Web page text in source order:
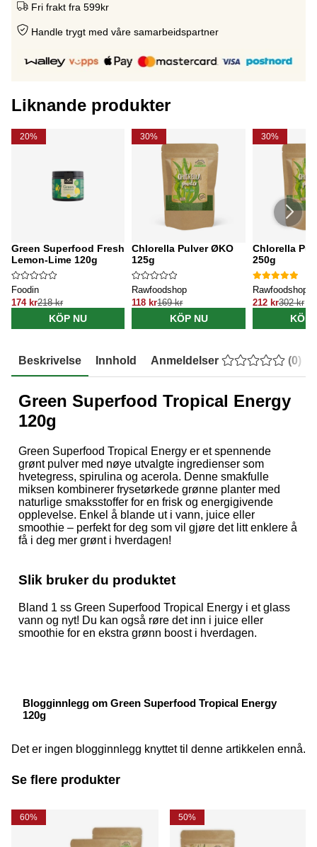
Fri frakt fra 599kr
Handle trygt med våre samarbeidspartner
Liknande produkter
20%
Green Superfood Fresh
Lemon-Lime 120g
Foodin
174 kr218 kr
KÖP NU
30%
Chlorella Pulver ØKO
125g
Rawfoodshop
118 kr169 kr
KÖP NU
30%
Chlorella
250g
Rawfoodshop
212 kr302 kr
KÖP
Beskrivelse Innhold Anmeldelser (0)
Green Superfood Tropical Energy
120g
Green Superfood Tropical Energy er et spennende
grønt pulver med nøye utvalgte ingredienser som
hvetegress, spirulina og acerola. Denne smakfulle
miksen kombinerer frysetørkede grønne planter med
naturlige smaksstoffer for en frisk og energigivende
opplevelse. Enkel å blande ut i vann, juice eller
smoothie – perfekt for deg som vil gjøre det litt enklere å
få i deg mer grønt i hverdagen!
Slik bruker du produktet
Bland 1 ss Green Superfood Tropical Energy i et glass
vann og nyt! Du kan også røre det inn i juice eller
smoothie for en ekstra grønn boost i hverdagen.
Blogginnlegg om Green Superfood Tropical Energy
120g
Det er ingen blogginnlegg knyttet til denne artikkelen ennå.
Se flere produkter
60% 50%